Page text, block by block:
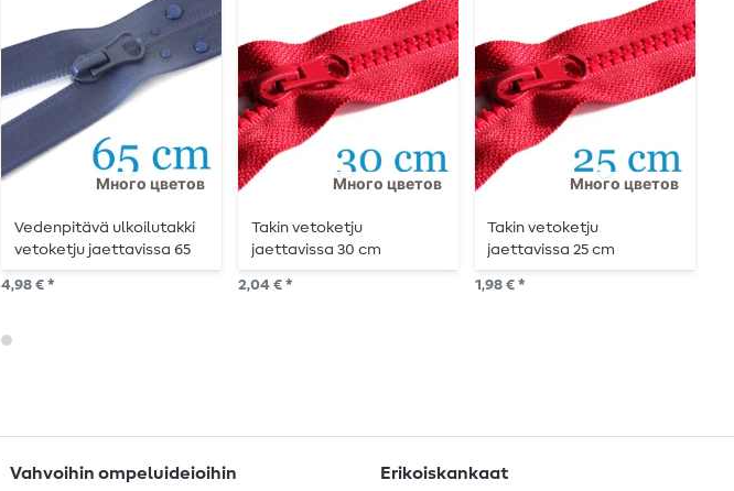
Много цветов
Vedenpitävä ulkoilutakki
vetoketju jaettavissa 65
cm
4,98 € *
Много цветов
Takin vetoketju
jaettavissa 30 cm
2,04 € *
Много цветов
Takin vetoketju
jaettavissa 25 cm
1,98 € *
Vahvoihin ompeluideioihin Erikoiskankaat